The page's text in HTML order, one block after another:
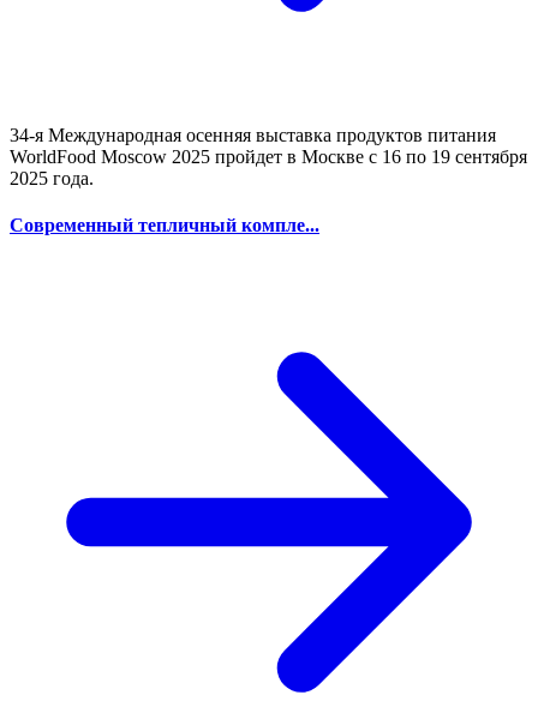
34-я Международная осенняя выставка продуктов питания
WorldFood Moscow 2025 пройдет в Москве с 16 по 19 сентября
2025 года.
Современный тепличный компле...